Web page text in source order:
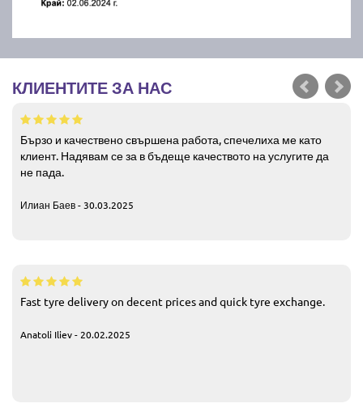
КЛИЕНТИТЕ ЗА НАС
Бързо и качествено свършена работа, спечелиха ме като
клиент. Надявам се за в бъдеще качеството на услугите да
не пада.
Илиан Баев - 30.03.2025
Fast tyre delivery on decent prices and quick tyre exchange.
Anatoli Iliev - 20.02.2025